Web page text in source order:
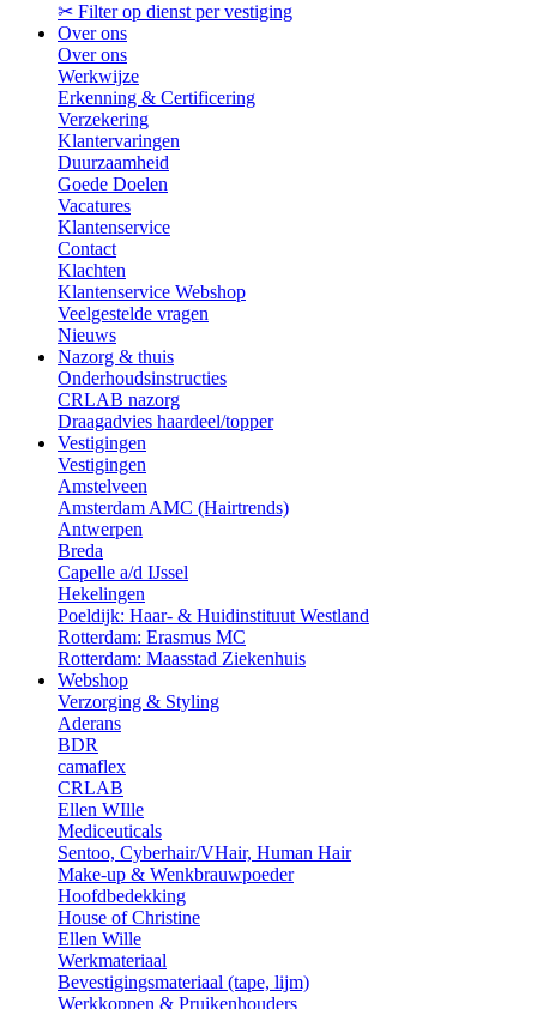
✂ Filter op dienst per vestiging
Over ons
Over ons
Werkwijze
Erkenning & Certificering
Verzekering
Klantervaringen
Duurzaamheid
Goede Doelen
Vacatures
Klantenservice
Contact
Klachten
Klantenservice Webshop
Veelgestelde vragen
Nieuws
Nazorg & thuis
Onderhoudsinstructies
CRLAB nazorg
Draagadvies haardeel/topper
Vestigingen
Vestigingen
Amstelveen
Amsterdam AMC (Hairtrends)
Antwerpen
Breda
Capelle a/d IJssel
Hekelingen
Poeldijk: Haar- & Huidinstituut Westland
Rotterdam: Erasmus MC
Rotterdam: Maasstad Ziekenhuis
Webshop
Verzorging & Styling
Aderans
BDR
camaflex
CRLAB
Ellen WIlle
Mediceuticals
Sentoo, Cyberhair/VHair, Human Hair
Make-up & Wenkbrauwpoeder
Hoofdbedekking
House of Christine
Ellen Wille
Werkmateriaal
Bevestigingsmateriaal (tape, lijm)
Werkkoppen & Pruikenhouders